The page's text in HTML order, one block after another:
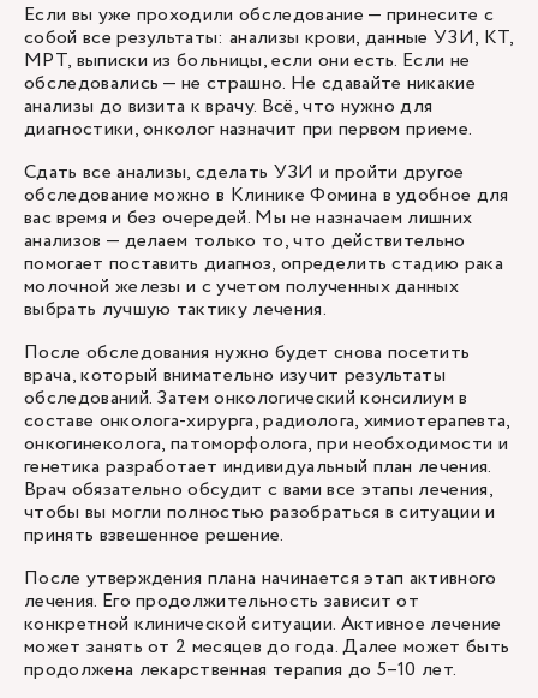
Если вы уже проходили обследование — принесите с
собой все результаты: анализы крови, данные УЗИ, КТ,
МРТ, выписки из больницы, если они есть. Если не
обследовались — не страшно. Не сдавайте никакие
анализы до визита к врачу. Всё, что нужно для
диагностики, онколог назначит при первом приеме.
Сдать все анализы, сделать УЗИ и пройти другое
обследование можно в Клинике Фомина в удобное для
вас время и без очередей. Мы не назначаем лишних
анализов — делаем только то, что действительно
помогает поставить диагноз, определить стадию рака
молочной железы и с учетом полученных данных
выбрать лучшую тактику лечения.
После обследования нужно будет снова посетить
врача, который внимательно изучит результаты
обследований. Затем онкологический консилиум в
составе онколога-хирурга, радиолога, химиотерапевта,
онкогинеколога, патоморфолога, при необходимости и
генетика разработает индивидуальный план лечения.
Врач обязательно обсудит с вами все этапы лечения,
чтобы вы могли полностью разобраться в ситуации и
принять взвешенное решение.
После утверждения плана начинается этап активного
лечения. Его продолжительность зависит от
конкретной клинической ситуации. Активное лечение
может занять от 2 месяцев до года. Далее может быть
продолжена лекарственная терапия до 5–10 лет.